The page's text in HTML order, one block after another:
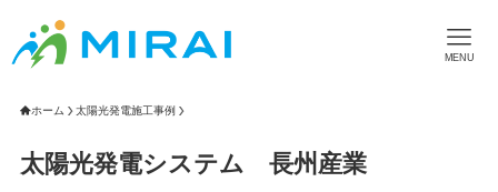
MENU
ホーム 太陽光発電施工事例
太陽光発電システム 長州産業